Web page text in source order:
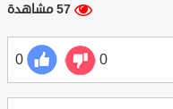
57 مشاهدة
0
0